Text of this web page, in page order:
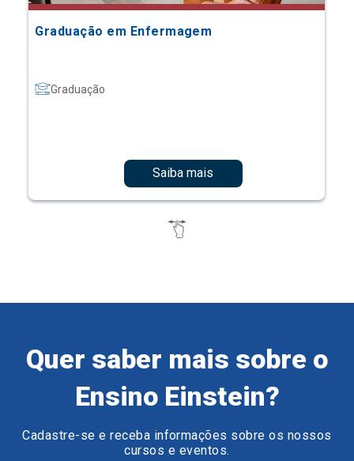
Graduação em Enfermagem
Graduação
Saiba mais
Quer saber mais sobre o
Ensino Einstein?
Cadastre-se e receba informações sobre os nossos
cursos e eventos.